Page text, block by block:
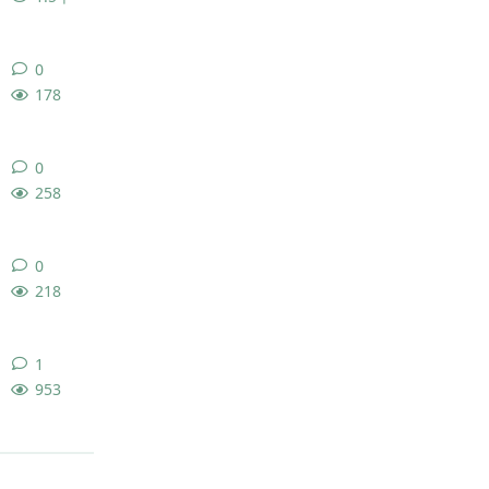
178
0
258
0
218
0
953
1